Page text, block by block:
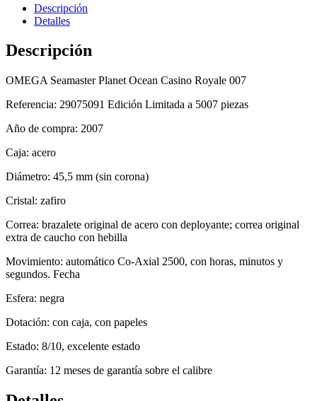
Descripción
Detalles
Descripción
OMEGA Seamaster Planet Ocean Casino Royale 007
Referencia: 29075091 Edición Limitada a 5007 piezas
Año de compra: 2007
Caja: acero
Diámetro: 45,5 mm (sin corona)
Cristal: zafiro
Correa: brazalete original de acero con deployante; correa original
extra de caucho con hebilla
Movimiento: automático Co-Axial 2500, con horas, minutos y
segundos. Fecha
Esfera: negra
Dotación: con caja, con papeles
Estado: 8/10, excelente estado
Garantía: 12 meses de garantía sobre el calibre